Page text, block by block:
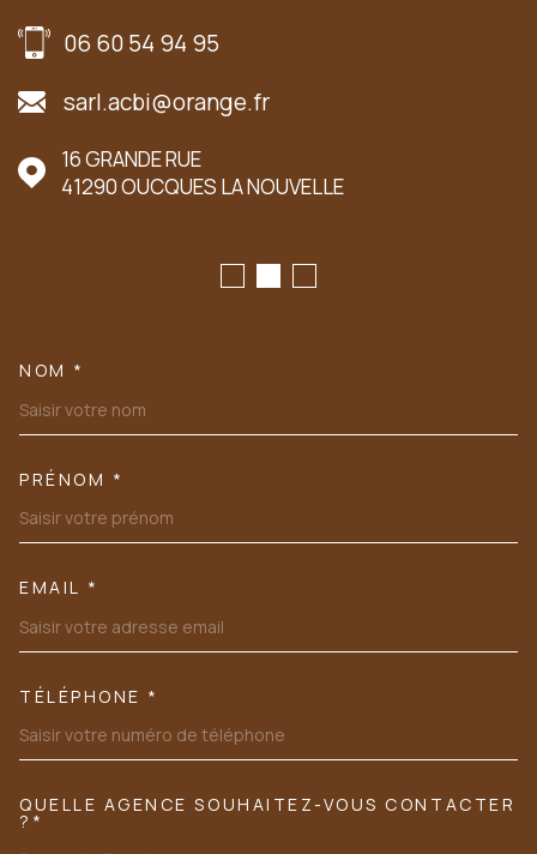
06 60 54 94 95
sarl.acbi@orange.fr
16 GRANDE RUE
41290 OUCQUES LA NOUVELLE
NOM *
PRÉNOM *
EMAIL *
TÉLÉPHONE *
TRAD_MELTEM_VOREDEMANDE
QUELLE AGENCE SOUHAITEZ-VOUS CONTACTER
?*